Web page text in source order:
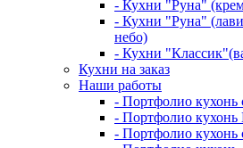
- Кухни "Руна"
- Кухни "Руна"
небо)
- Кухни
Кухни на заказ
Наши работы
- Портфолио
- Портфолио
- Портфолио